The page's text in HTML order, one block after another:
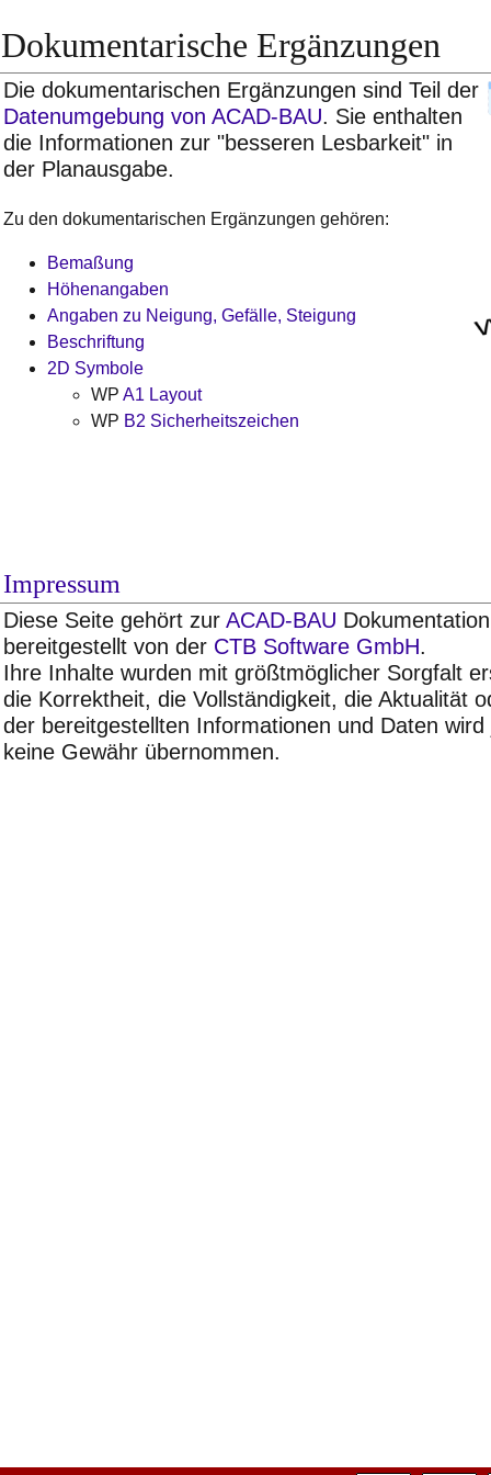
Dokumentarische Ergänzungen
Die dokumentarischen Ergänzungen sind Teil der
Datenumgebung von ACAD-BAU. Sie enthalten
die Informationen zur "besseren Lesbarkeit" in
der Planausgabe.
Zu den dokumentarischen Ergänzungen gehören:
Bemaßung
Höhenangaben
Angaben zu Neigung, Gefälle, Steigung
Beschriftung
2D Symbole
WP A1 Layout
WP B2 Sicherheitszeichen
Impressum
Diese Seite gehört zur ACAD-BAU
bereitgestellt von der CTB Software GmbH.
Ihre Inhalte wurden mit größtmöglicher Sorgfalt
die Korrektheit, die Vollständigkeit, die Aktualität
der bereitgestellten Informationen und Daten wird
keine Gewähr übernommen.